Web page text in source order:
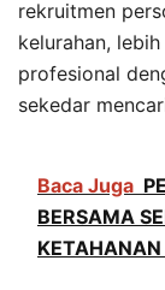
rekruitmen
kelurahan,
profesional
sekedar
Baca Juga
BERSAMA